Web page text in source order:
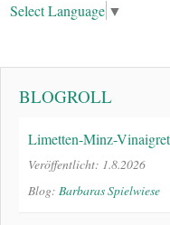
Select Language ▼
BLOGROLL
Limetten-Minz-
Veröffentlicht: 1.8.2026
Blog: Barbaras Spielwiese